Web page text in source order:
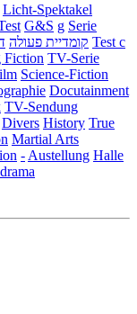
Licht-Spektakel
G&S g Serie
קומדיית פעולה Test c
Fiction TV-Serie
Science-Fiction
Docutainment
TV-Sendung
Divers History True
Martial Arts
- Austellung Halle